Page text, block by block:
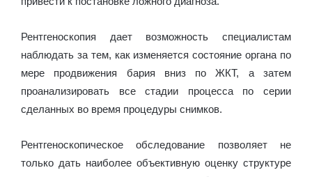
Рентгеноскопия дает возможность специалистам
наблюдать за тем, как изменяется состояние органа по
мере продвижения бария вниз по ЖКТ, а затем
проанализировать все стадии процесса по серии
сделанных во время процедуры снимков.
Рентгеноскопическое обследование позволяет не
только дать наиболее объективную оценку структуре